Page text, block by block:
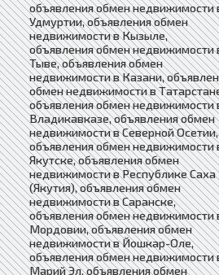
объявления обмен недвижимости
Удмуртии, объявления обмен
недвижимости в Кызыле,
объявления обмен недвижимости
Тыве, объявления обмен
недвижимости в Казани,
обмен недвижимости в
объявления обмен недвижимости
Владикавказе, объявления обмен
недвижимости в Северной Осетии,
объявления обмен недвижимости
Якутске, объявления обмен
недвижимости в Республике Саха
(Якутия), объявления обмен
недвижимости в Саранске,
объявления обмен недвижимости
Мордовии, объявления обмен
недвижимости в Йошкар-Оле,
объявления обмен недвижимости
Марий Эл, объявления обмен